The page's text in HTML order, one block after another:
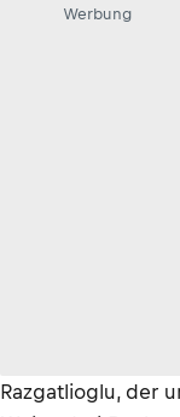
Werbung
Razgatlioglu, der